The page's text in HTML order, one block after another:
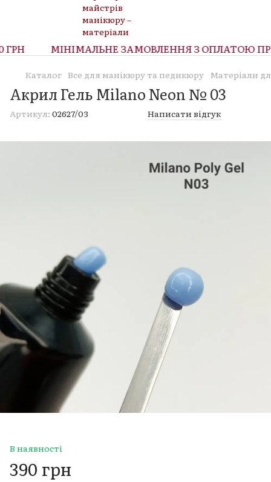
МІНІМАЛЬНЕ ЗАМОВЛЕННЯ З ОПЛАТОЮ
Каталог Все для манікюру та педикюру Матеріали
Акрил Гель Milano Neon № 03
Артикул: 02627/03 Написати відгук
В наявності
390 грн